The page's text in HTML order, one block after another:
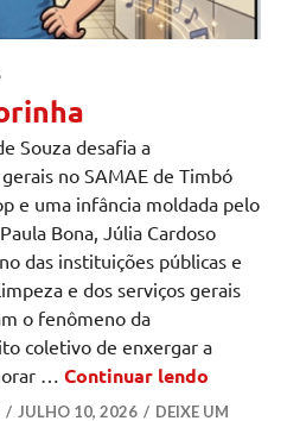
Souza desafia a
no SAMAE de Timbó
e uma infância moldada pelo
Bona, Júlia Cardoso
das instituições públicas e
e dos serviços gerais
o fenômeno da
coletivo de enxergar a
…Continuar lendo
JULHO 10, 2026
DEIXE UM